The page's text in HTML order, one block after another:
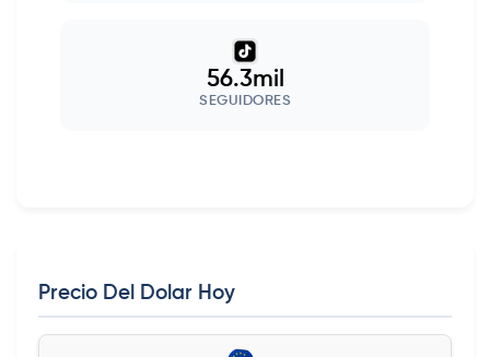
56.3mil
SEGUIDORES
Precio Del Dolar Hoy